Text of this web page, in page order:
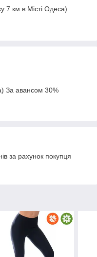
7 км в Місті Одеса)
За авансом 30%
за рахунок покупця